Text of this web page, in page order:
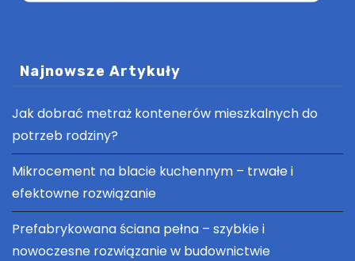
Najnowsze Artykuły
Jak dobrać metraż kontenerów mieszkalnych do
potrzeb rodziny?
Mikrocement na blacie kuchennym – trwałe i
efektowne rozwiązanie
Prefabrykowana ściana pełna – szybkie i
nowoczesne rozwiązanie w budownictwie